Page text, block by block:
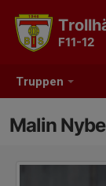
Truppen
F11-12
Malin